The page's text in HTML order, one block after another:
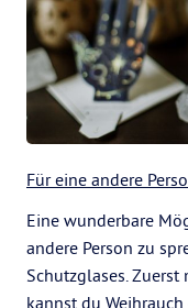
Für eine andere
Eine wunderbare
andere Person zu
Schutzglases. Zuerst
kannst du